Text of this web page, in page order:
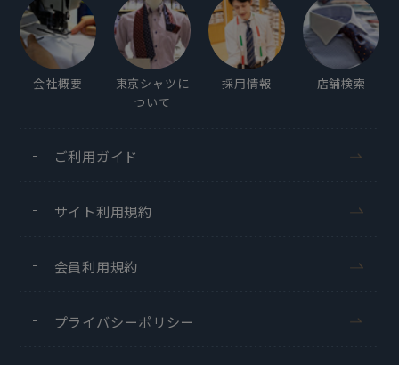
会社概要
東京シャツに
ついて
採用情報 店舗検索
ご利用ガイド
サイト利用規約
会員利用規約
プライバシーポリシー